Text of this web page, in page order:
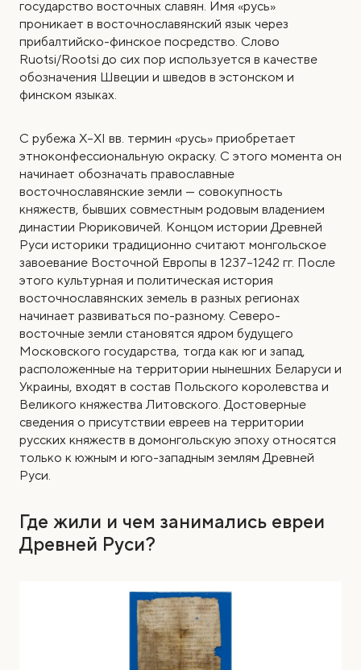
государство восточных славян. Имя «русь»
проникает в восточнославянский язык через
прибалтийско-финское посредство. Слово
Ruotsi/Rootsi до сих пор используется в качестве
обозначения Швеции и шведов в эстонском и
финском языках.
С рубежа X–XI вв. термин «русь» приобретает
этноконфессиональную окраску. С этого момента он
начинает обозначать православные
восточнославянские земли — совокупность
княжеств, бывших совместным родовым владением
династии Рюриковичей. Концом истории Древней
Руси историки традиционно считают монгольское
завоевание Восточной Европы в 1237–1242 гг. После
этого культурная и политическая история
восточнославянских земель в разных регионах
начинает развиваться по-разному. Северо-
восточные земли становятся ядром будущего
Московского государства, тогда как юг и запад,
расположенные на территории нынешних Беларуси и
Украины, входят в состав Польского королевства и
Великого княжества Литовского. Достоверные
сведения о присутствии евреев на территории
русских княжеств в домонгольскую эпоху относятся
только к южным и юго-западным землям Древней
Руси.
Где жили и чем занимались евреи
Древней Руси?